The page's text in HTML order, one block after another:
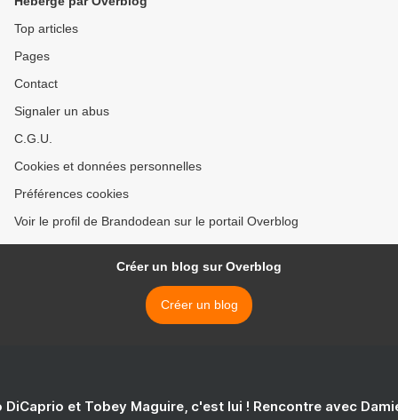
Top articles
Pages
Contact
Signaler un abus
C.G.U.
Cookies et données personnelles
Préférences cookies
Voir le profil de Brandodean sur le portail Overblog
Créer un blog sur Overblog
Créer un blog
DiCaprio et Tobey Maguire, c'est lui ! Rencontre avec